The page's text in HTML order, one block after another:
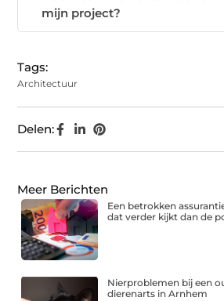
mijn project?
Tags:
Architectuur
Delen:
Meer Berichten
Een betrokken
dat verder kijkt dan de
Nierproblemen bij een
dierenarts in Arnhem